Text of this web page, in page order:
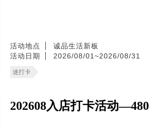
活动地点
诚品生活新板
活动日期
2026/08/01~2026/08/31
迷打卡
202608入店打卡活动—480